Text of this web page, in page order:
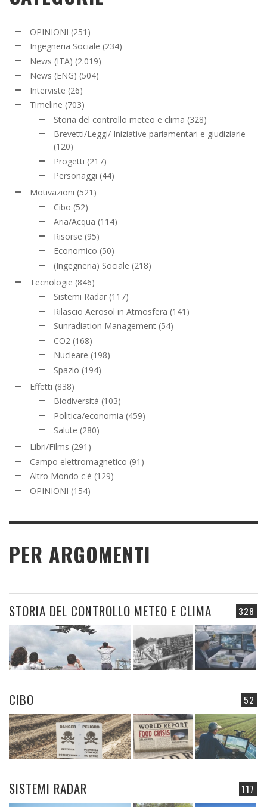
OPINIONI (251)
Ingegneria Sociale (234)
News (ITA) (2.019)
News (ENG) (504)
Interviste (26)
Timeline (703)
Storia del controllo meteo e clima (328)
Brevetti/Leggi/ Iniziative parlamentari e giudiziarie
(120)
Progetti (217)
Personaggi (44)
Motivazioni (521)
Cibo (52)
Aria/Acqua (114)
Risorse (95)
Economico (50)
(Ingegneria) Sociale (218)
Tecnologie (846)
Sistemi Radar (117)
Rilascio Aerosol in Atmosfera (141)
Sunradiation Management (54)
CO2 (168)
Nucleare (198)
Spazio (194)
Effetti (838)
Biodiversità (103)
Politica/economia (459)
Salute (280)
Libri/Films (291)
Campo elettromagnetico (91)
Altro Mondo c'è (129)
OPINIONI (154)
PER ARGOMENTI
328
STORIA DEL CONTROLLO METEO E CLIMA
52
CIBO
117
SISTEMI RADAR